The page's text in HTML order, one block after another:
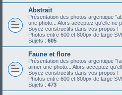
Abstrait
Présentation des photos argentique
une photo... Alors acceptez qu'elle ne
Soyez constructifs dans vos propos !
Photos entre 600 et 800px de large
Sujets : 605
Faune et flore
Présentation des photos argentique
aimer une photo... Alors acceptez
Soyez constructifs dans vos propos !
Photos entre 600 et 800px de large
Sujets : 473